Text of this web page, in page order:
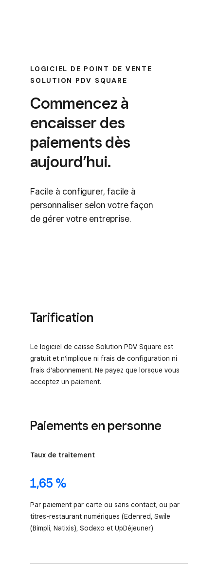
LOGICIEL DE POINT DE VENTE
SOLUTION PDV SQUARE
Commencez à
encaisser des
paiements dès
aujourd’hui.
Facile à configurer, facile à
personnaliser selon votre façon
de gérer votre entreprise.
Tarification
Le logiciel de caisse Solution PDV Square est
gratuit et n’implique ni frais de configuration ni
frais d’abonnement. Ne payez que lorsque vous
acceptez un paiement.
Paiements en personne
Taux de traitement
1,65 %
Par paiement par carte ou sans contact, ou par
titres-restaurant numériques (Edenred, Swile
(Bimpli, Natixis), Sodexo et UpDéjeuner)